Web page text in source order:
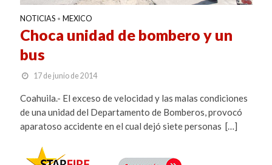
NOTICIAS • MEXICO
Choca unidad de bombero y un
bus
17 de junio de 2014
Coahuila.- El exceso de velocidad y las malas condiciones
de una unidad del Departamento de Bomberos, provocó
aparatoso accidente en el cual dejó siete personas […]